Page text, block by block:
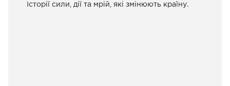
Історії сили, дії та мрій, які змінюють країну.